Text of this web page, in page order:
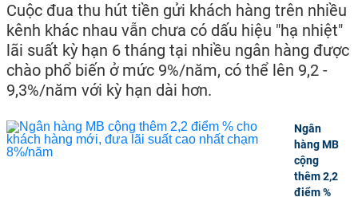
Cuộc đua thu hút tiền gửi khách hàng trên nhiều
kênh khác nhau vẫn chưa có dấu hiệu "hạ nhiệt"
lãi suất kỳ hạn 6 tháng tại nhiều ngân hàng được
chào phổ biến ở mức 9%/năm, có thể lên 9,2 -
9,3%/năm với kỳ hạn dài hơn.
Ngân
hàng MB
cộng
thêm 2,2
điểm %